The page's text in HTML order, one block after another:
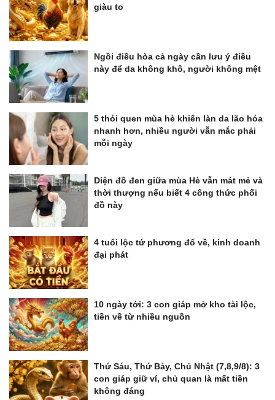
giàu to
Ngồi điều hòa cả ngày cần lưu ý điều
này để da không khô, người không mệt
5 thói quen mùa hè khiến làn da lão hóa
nhanh hơn, nhiều người vẫn mắc phải
mỗi ngày
Diện đồ đen giữa mùa Hè vẫn mát mẻ và
thời thượng nếu biết 4 công thức phối
đồ này
4 tuổi lộc tứ phương đổ về, kinh doanh
đại phát
10 ngày tới: 3 con giáp mở kho tài lộc,
tiền về từ nhiều nguồn
Thứ Sáu, Thứ Bảy, Chủ Nhật (7,8,9/8): 3
con giáp giữ ví, chủ quan là mất tiền
không đáng